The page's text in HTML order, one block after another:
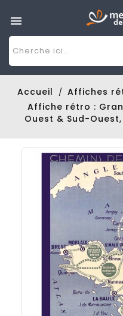

Accueil Affiches
Affiche rétro :
Ouest & Sud-